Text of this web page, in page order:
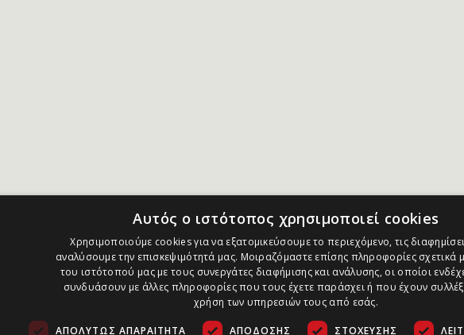
Αυτός ο ιστότοπος χρησιμοποιεί cookies
Χρησιμοποιούμε cookies για να εξατομικεύσουμε το περιεχόμενο, τις
αναλύσουμε την επισκεψιμότητά μας. Μοιραζόμαστε επίσης πληροφορίες σχετικά
του ιστότοπού μας με τους συνεργάτες διαφήμισης και ανάλυσης, οι οποίοι
συνδυάσουν με άλλες πληροφορίες που τους έχετε παράσχει ή που έχουν
χρήση των υπηρεσιών τους από εσάς.
ΑΠΟΛΎΤΩΣ ΑΠΑΡΑΊΤΗΤΑ ΑΠΌΔΟΣΗΣ ΣΤΌΧΕΥΣΗΣ